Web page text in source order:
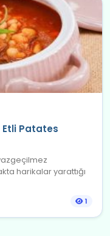
Etli Patates
harikalar yarattığı
1